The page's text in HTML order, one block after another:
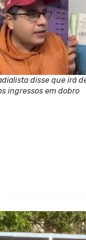
disse que irá
ingressos em dobro